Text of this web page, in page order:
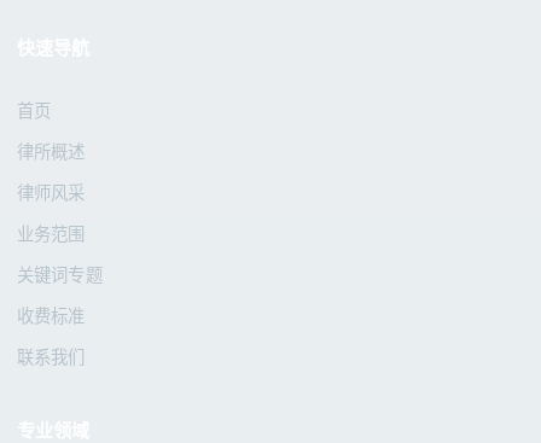
首页
律所概述
律师风采
业务范围
关键词专题
收费标准
联系我们